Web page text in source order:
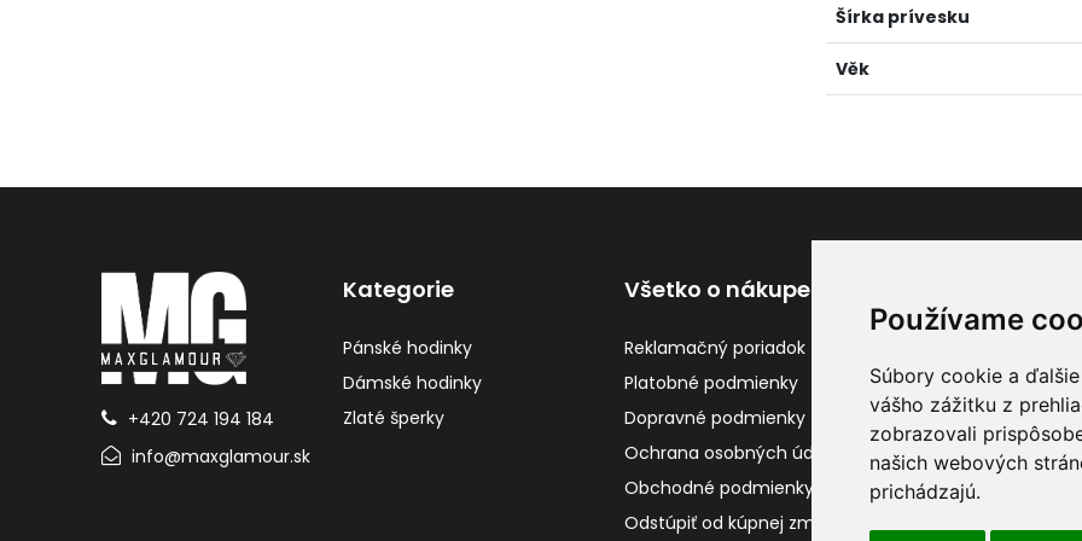
Používame
Súbory cookie a
vášho zážitku z
zobrazovali
našich webových
prichádzajú.
Šírka prívesku
Věk
+420 724 194 184
info@maxglamour.sk
Kategorie
Pánské hodinky
Dámské hodinky
Zlaté šperky
Všetko o nákupe
Reklamačný poriadok
Platobné podmienky
Dopravné podmienky
Ochrana osobných údajov
Obchodné podmienky
Odstúpiť od kúpnej zmluvy
Vrátenie tovaru
Gravírovanie
O nás